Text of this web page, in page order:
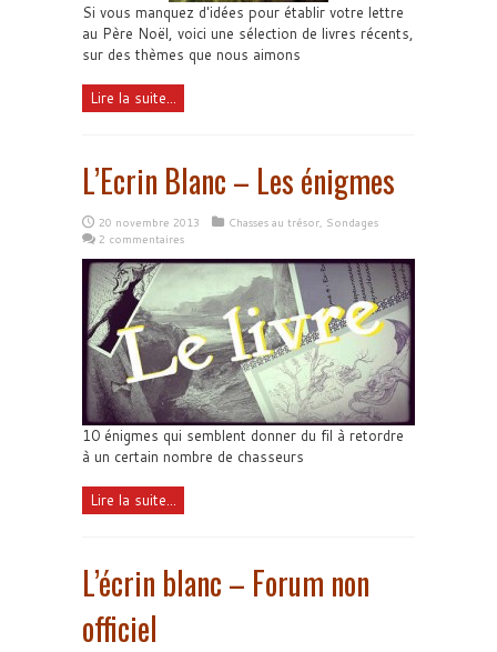
Si vous manquez d'idées pour établir votre lettre
au Père Noël, voici une sélection de livres récents,
sur des thèmes que nous aimons
Lire la suite...
L’Ecrin Blanc – Les énigmes
20 novembre 2013 Chasses au trésor, Sondages
2 commentaires
10 énigmes qui semblent donner du fil à retordre
à un certain nombre de chasseurs
Lire la suite...
L’écrin blanc – Forum non
officiel